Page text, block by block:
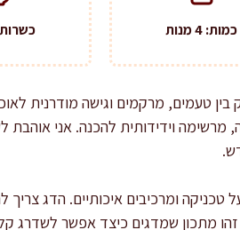
כמות: 4 מנות
טעמים, מרקמים וגישה מודרנית
וידידותית להכנה. אני אוהבת
ומרכיבים איכותיים. הדג צריך
מתכון שמדגים כיצד אפשר לשדרג